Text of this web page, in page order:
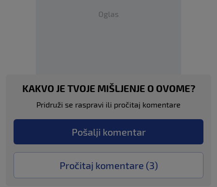
Oglas
KAKVO JE TVOJE MIŠLJENJE O OVOME?
Pridruži se raspravi ili pročitaj komentare
Pošalji komentar
Pročitaj komentare (3)